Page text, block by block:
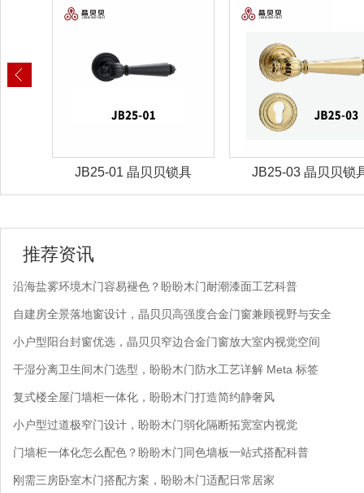
JB25-01 晶贝贝锁具 JB25-03 晶贝贝锁
推荐资讯
沿海盐雾环境木门容易褪色？盼盼木门耐潮漆面工艺科普
自建房全景落地窗设计，晶贝贝高强度合金门窗兼顾视野与安全
小户型阳台封窗优选，晶贝贝窄边合金门窗放大室内视觉空间
干湿分离卫生间木门选型，盼盼木门防水工艺详解 Meta 标签
复式楼全屋门墙柜一体化，盼盼木门打造简约静奢风
小户型过道极窄门设计，盼盼木门弱化隔断拓宽室内视觉
门墙柜一体化怎么配色？盼盼木门同色墙板一站式搭配科普
刚需三房卧室木门搭配方案，盼盼木门适配日常居家